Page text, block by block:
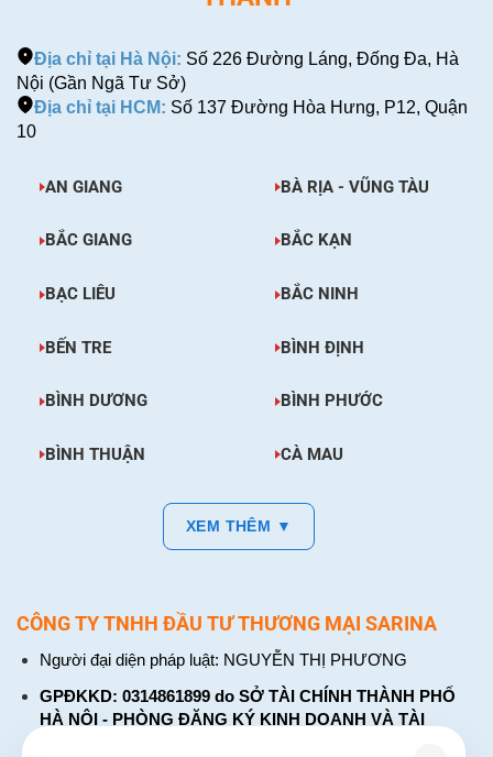
Địa chỉ tại Hà Nội: Số 226 Đường Láng, Đống Đa, Hà
Nội (Gần Ngã Tư Sở)
Địa chỉ tại HCM: Số 137 Đường Hòa Hưng, P12, Quận
10
AN GIANG BÀ RỊA - VŨNG TÀU
BẮC GIANG BẮC KẠN
BẠC LIÊU BẮC NINH
BẾN TRE BÌNH ĐỊNH
BÌNH DƯƠNG BÌNH PHƯỚC
BÌNH THUẬN CÀ MAU
XEM THÊM ▼
CÔNG TY TNHH ĐẦU TƯ THƯƠNG MẠI SARINA
Người đại diện pháp luật: NGUYỄN THỊ PHƯƠNG
GPĐKKD: 0314861899 do SỞ TÀI CHÍNH THÀNH PHỐ
HÀ NỘI - PHÒNG ĐĂNG KÝ KINH DOANH VÀ TÀI
CHÍNH DOANH NGHIỆP cấp. Đăng ký lần đầu: ngày 26